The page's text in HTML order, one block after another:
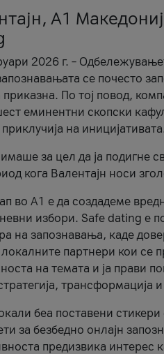
A1
2026 г. –
се почесто
приказна. По тој повод,
еминентни скопски
на
за цел да ја подигне
кога Валентајн носи
во А1 е да создадеме
избори. Safe dating е
на запознавања, каде
партнери кои се
на темата и ја прави
беа поставени
за безбедно онлајн
предизвика интерес